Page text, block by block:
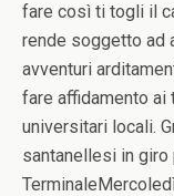
fare così ti togli il
rende soggetto ad
avventuri
fare affidamento ai
universitari locali.
santanellesi in giro